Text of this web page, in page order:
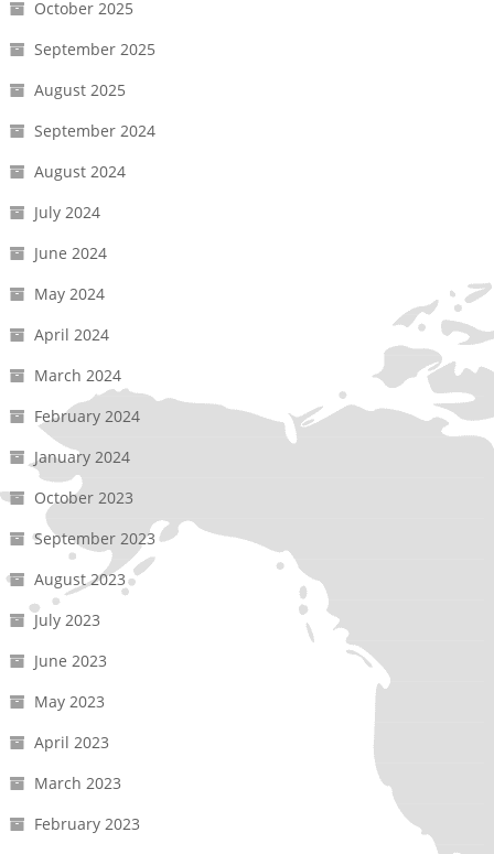
October 2025
September 2025
August 2025
September 2024
August 2024
July 2024
June 2024
May 2024
April 2024
March 2024
February 2024
January 2024
October 2023
September 2023
August 2023
July 2023
June 2023
May 2023
April 2023
March 2023
February 2023